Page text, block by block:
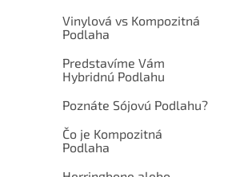
Vinylová vs Kompozitná
Podlaha
Predstavíme Vám
Hybridnú Podlahu
Poznáte Sójovú Podlahu?
Čo je Kompozitná
Podlaha